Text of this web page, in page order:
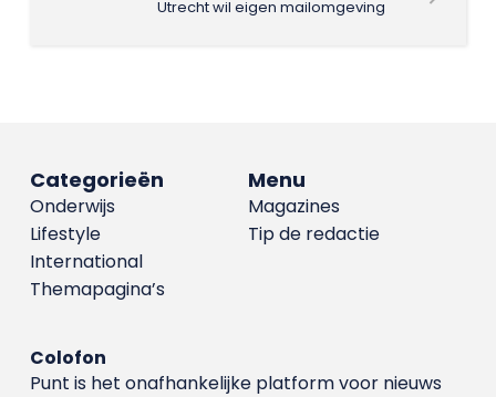
Utrecht wil eigen mailomgeving
Menu
Magazines
Tip de redactie
Categorieën
Onderwijs
Lifestyle
International
Themapagina’s
Colofon
Punt is het onafhankelijke platform voor nieuws